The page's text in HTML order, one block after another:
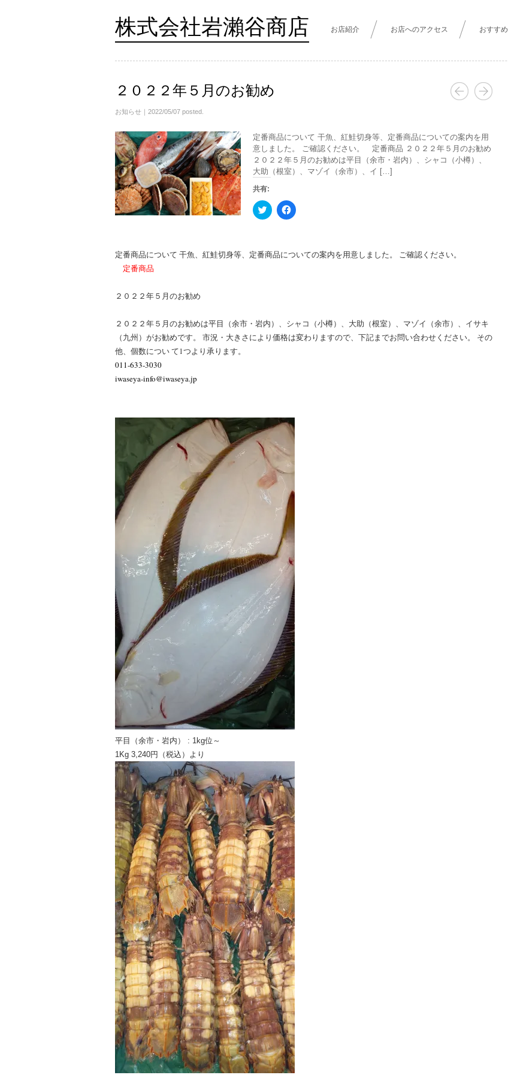
株式会社岩瀨谷商店 お店紹介 お店へのアクセス おすす
２０２２年５月のお勧め
お知らせ ｜2022/05/07 posted.
定番商品について 干魚、紅鮭切身等、定番商品についての案内を用
意しました。 ご確認ください。 定番商品 ２０２２年５月のお勧め
２０２２年５月のお勧めは平目（余市・岩内）、シャコ（小樽）、
大助（根室）、マゾイ（余市）、イ […]
共有:
ク
リ
Twitter
ン
ド
ウ
Facebook
で
に
だ
さ
い
開
き
ま
す)
定番商品について 干魚、紅鮭切身等、定番商品についての案内を用意しました。 ご確認ください。
定番商品
２０２２年５月のお勧め
２０２２年５月のお勧めは平目（余市・岩内）、シャコ（小樽）、大助（根室）、マゾイ（余市）、イサキ
（九州）がお勧めです。 市況・大きさにより価格は変わりますので、下記までお問い合わせください。 その
他、個数につい て1つより承ります。
011-633-3030
iwaseya-info@iwaseya.jp
平目（余市・岩内） : 1kg位～
1Kg 3,240円（税込）より